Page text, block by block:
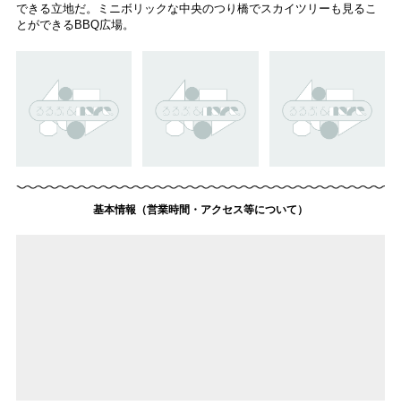
できる立地だ。ミニボリックな中央のつり橋でスカイツリーも見るこ
とができるBBQ広場。
基本情報（営業時間・アクセス等について）